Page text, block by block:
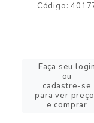
Código:
Faça seu login
ou
cadastre-se
para ver
e comprar